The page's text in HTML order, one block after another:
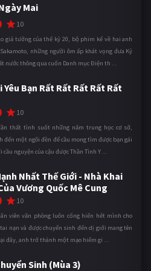
Mai
10
giả tưởng của thế kỷ 20, bộ phim kể về hai anh
những người ôm ấp khát vọng đưa Kỷ
nước thông qua cuốn Danh mục Điện th ...
Yêu Bạn Rất Rất Rất Rất Rất
10
thất tình suốt những năm trung học cơ sở,
đến một ngôi đền để cầu mong tìm được bạn gái
cầu nguyện của cậu được Thần Tình Y ...
Nhất Thế Giới - Nhà Khai
Vương Quốc Mê Cung
10
viên văn phòng luôn cống hiến hết mình cho
nạn và được chuyển sinh đến dị giới mang tên
đây, anh trở thành một mạo hiểm gi ...
Sinh (Mùa 3)